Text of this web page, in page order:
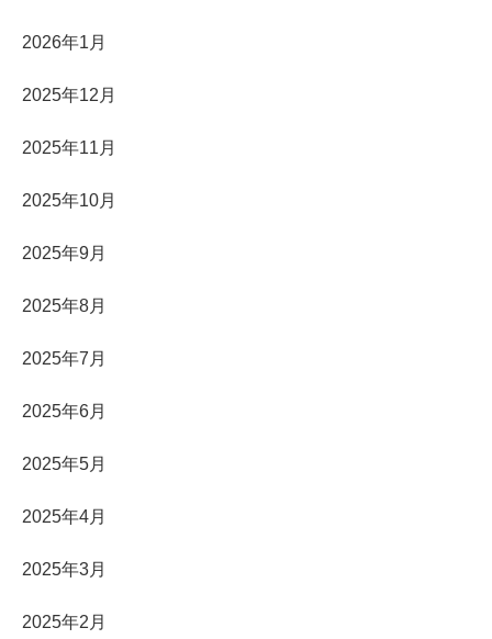
2026年1月
2025年12月
2025年11月
2025年10月
2025年9月
2025年8月
2025年7月
2025年6月
2025年5月
2025年4月
2025年3月
2025年2月